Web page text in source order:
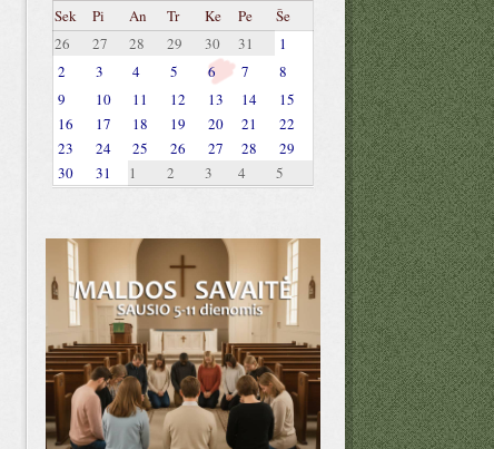
Sek
Pi An Tr Ke Pe
Še
26
27 28 29 30 31
1
2
3 4 5 6 7
8
9
10 11 12 13 14
15
16
17 18 19 20 21
22
23
24 25 26 27 28
29
30
31 1 2 3 4 5